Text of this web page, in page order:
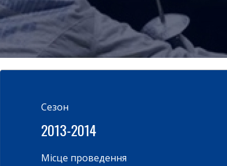
Cезон
2013-2014
Місце проведення